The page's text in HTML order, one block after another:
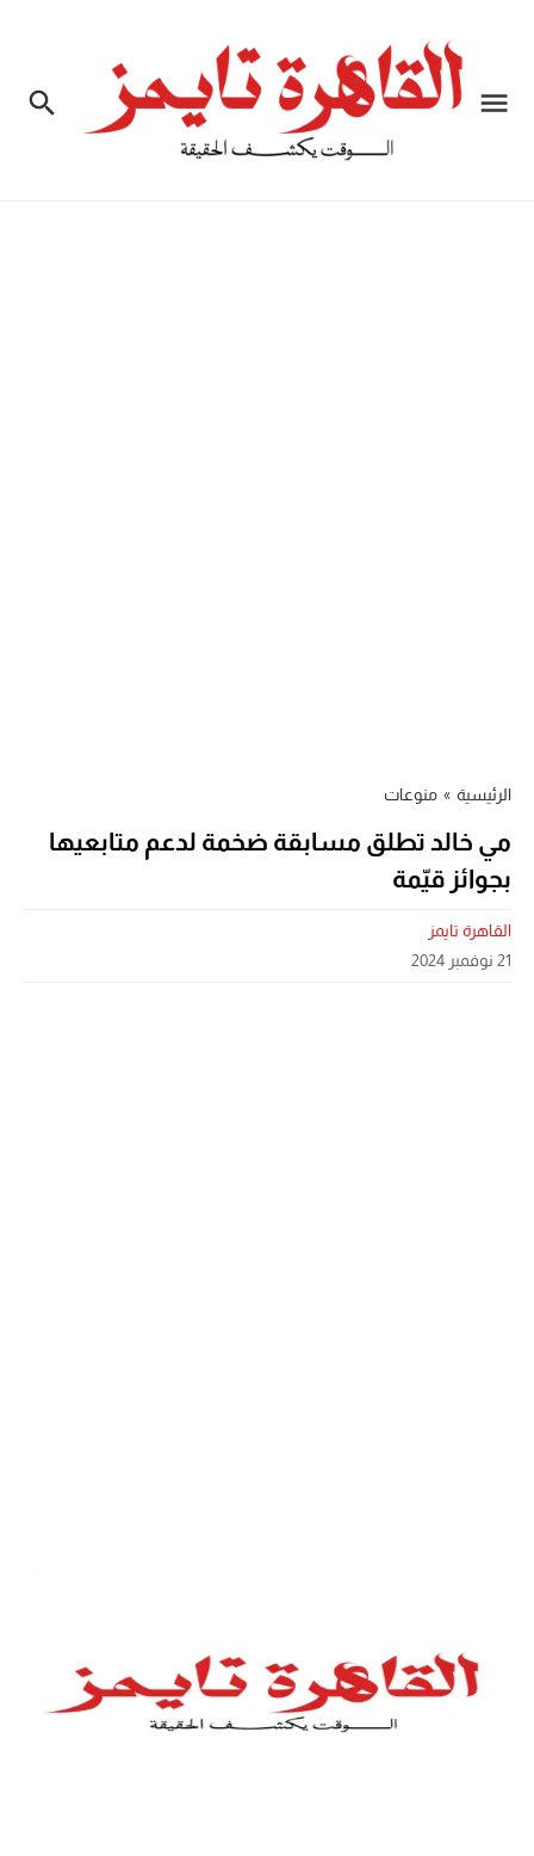
الرئيسية » منوعات
مي خالد تطلق مسابقة ضخمة لدعم متابعيها
بجوائز قيّمة
القاهرة تايمز
21 نوفمبر 2024